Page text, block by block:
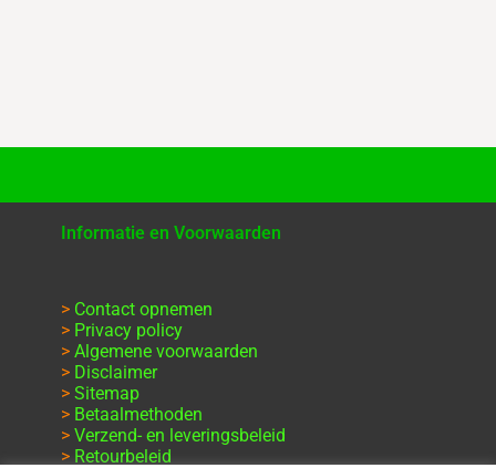
Informatie en Voorwaarden
> Contact opnemen
> Privacy policy
> Algemene voorwaarden
> Disclaimer
> Sitemap
> Betaalmethoden
> Verzend- en leveringsbeleid
> Retourbeleid